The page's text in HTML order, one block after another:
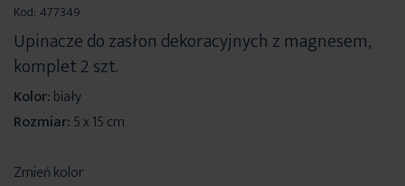
początek
galerii
Kod: 477349
Upinacze do zasłon dekoracyjnych z magnesem,
komplet 2 szt.
Kolor:biały
Rozmiar:5 x 15 cm
Zmień kolor